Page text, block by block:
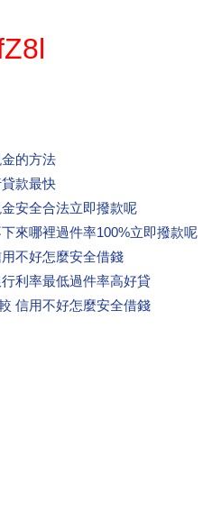
的方法
款最快
安全合法立即撥款呢
來哪裡過件率100%立即撥款呢
不好怎麼安全借錢
利率最低過件率高好貸
信用不好怎麼安全借錢